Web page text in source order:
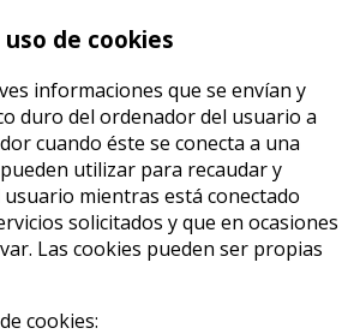
de cookies
informaciones que se envían y
duro del ordenador del usuario a
cuando éste se conecta a una
utilizar para recaudar y
mientras está conectado
solicitados y que en ocasiones
Las cookies pueden ser propias
cookies: